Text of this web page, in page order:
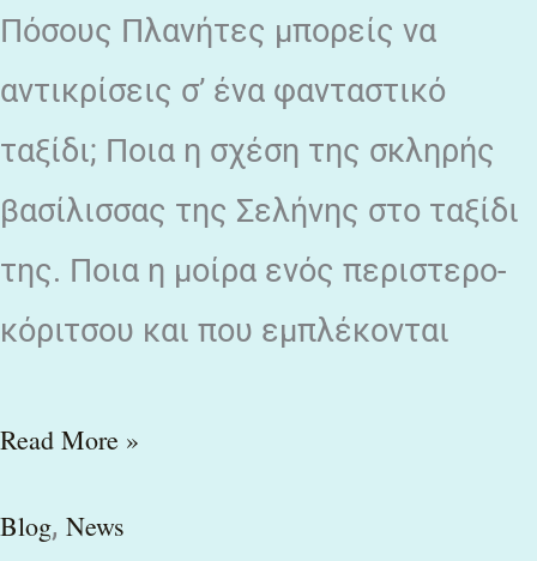
Πόσους Πλανήτες μπορείς να
αντικρίσεις σ’ ένα φανταστικό
ταξίδι; Ποια η σχέση της σκληρής
βασίλισσας της Σελήνης στο ταξίδι
της. Ποια η μοίρα ενός περιστερο-
κόριτσου και που εμπλέκονται
Read More »
Blog, News